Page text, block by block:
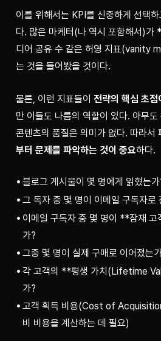
이를 위해서는 KPI를 신중하게 선택
다. 많은 마케터(나 역시 포함해서)가
디어 공유 수 같은 허영 지표(vanity
는 것을 들어봤을 것이다.
물론, 이런 지표들이 전략의 핵심 초
만 이들도 나름의 역할이 있다. 아무
콘텐츠의 품질은 의미가 없다. 따라서
부터 문제를 파악하는 것이 중요하다.
블로그 게시물이 몇 명에게 읽혔는
그 독자 중 몇 명이 이메일 구독자로
이메일 구독자 중 몇 명이 **잠재
가?
그중 몇 명이 실제 구매로 이어졌는
각 고객의 **평생 가치(Lifetime
가?
고객 획득 비용(Cost of
비 비용을 계산하는 데 필요)